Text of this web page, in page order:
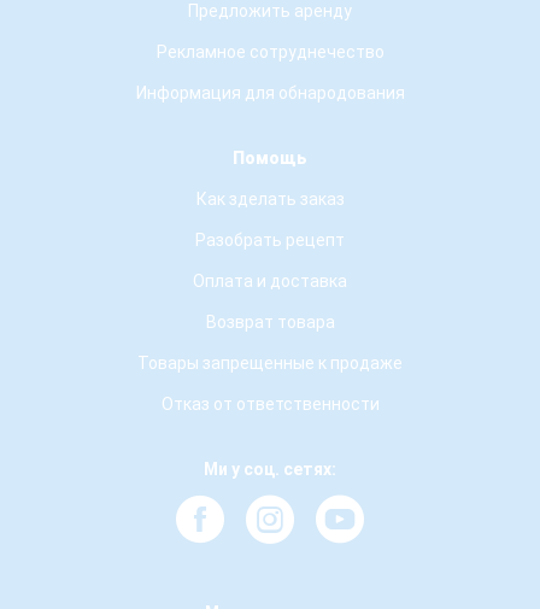
Предложить аренду
Рекламное сотруднечество
Информация для обнародования
Помощь
Как зделать заказ
Разобрать рецепт
Оплата и доставка
Возврат товара
Товары запрещенные к продаже
Отказ от ответственности
Ми у соц. сетях: